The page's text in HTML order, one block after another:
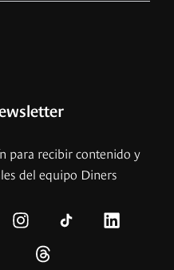
para recibir contenido y
del equipo Diners